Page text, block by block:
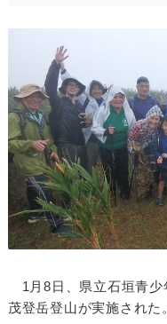
1月8日、県立石垣青少
茂登岳登山が実施された